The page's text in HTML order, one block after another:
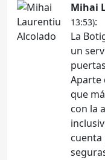
Mihai
13:53):
La
un
Aparte
que
con la
cuenta